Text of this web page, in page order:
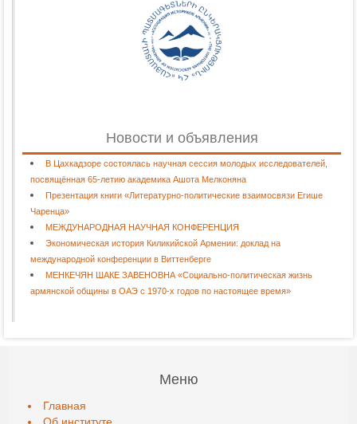
Новости и объявления
В Цахкадзоре состоялась научная сессия молодых исследователей,
посвящённая 65-летию академика Ашота Мелконяна
Презентация книги «Литературно-политические взаимосвязи Егише
Чаренца»
МЕЖДУНАРОДНАЯ НАУЧНАЯ КОНФЕРЕНЦИЯ
Экономическая история Киликийской Армении: доклад на
международной конференции в Виттенберге
МЕНКЕЧЯН ШАКЕ ЗАВЕНОВНА «Социально-политическая жизнь
армянской общины в ОАЭ с 1970-х годов по настоящее время»
Меню
Главная